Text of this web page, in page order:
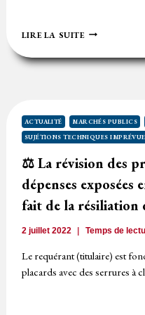
LIRE LA SUITE⚖️
DES
PÉNALITÉS
DE
RETARD
ACTUALITÉ MARCHÉS PUBLICS
SUJÉTIONS TECHNIQUES
⚖️ La révision des
dépenses
fait de la résiliation
2 juillet 2022 Temps de
Le requérant (titulaire) est
placards avec des serrures à